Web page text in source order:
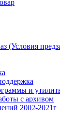
(Условия
и
с архивом
2002-2021г